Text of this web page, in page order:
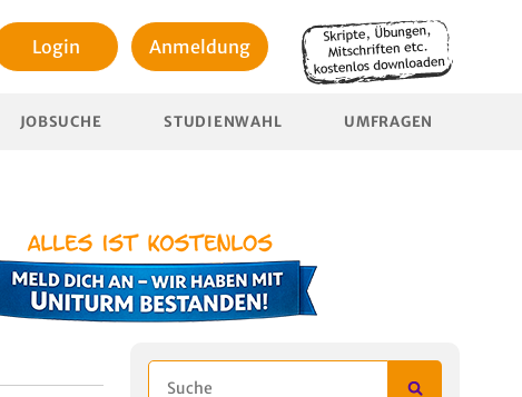
Login Anmeldung
JOBSUCHE STUDIENWAHL UMFRAGEN